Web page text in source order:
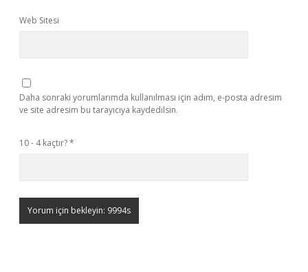
Web Sitesi
Daha sonraki yorumlarımda kullanılması için adım, e-posta adresim
ve site adresim bu tarayıcıya kaydedilsin.
10 - 4 kaçtır?*